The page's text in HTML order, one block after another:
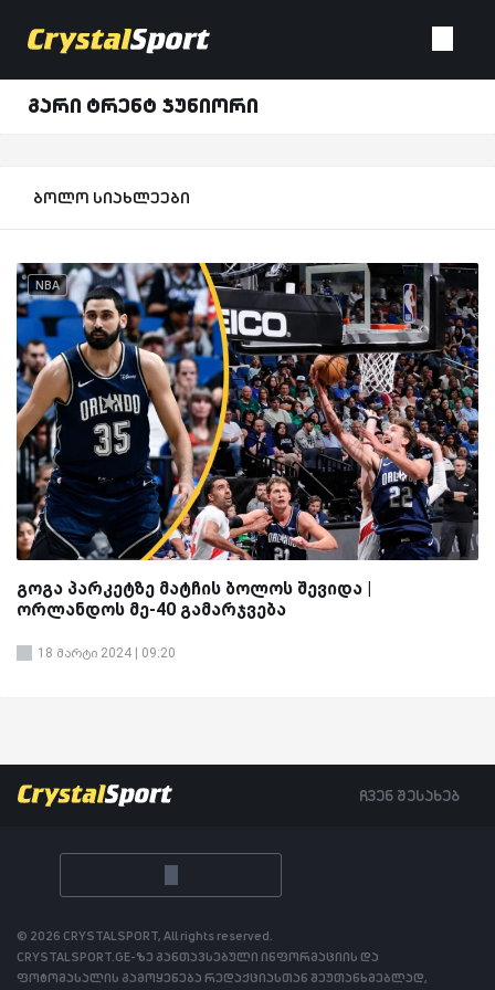
გარი ტრენტ ჯუნიორი
ბოლო სიახლეები
NBA
გოგა პარკეტზე მატჩის ბოლოს შევიდა |
ორლანდოს მე-40 გამარჯვება
18 მარტი 2024 | 09:20
ჩვენ შესახებ
© 2026 CRYSTALSPORT, All rights reserved.
CRYSTALSPORT.GE-ზე განთავსებული ინფორმაციის და
ფოტომასალის გამოყენება რედაქციასთან შეუთანხმებლად,